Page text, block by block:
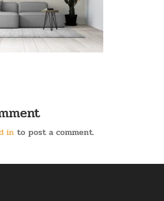
into post a comment.